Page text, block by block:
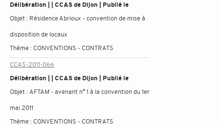
Délibération | | CCAS de Dijon | Publié le
Objet : Résidence Abrioux - convention de mise à
disposition de locaux
Thème : CONVENTIONS - CONTRATS
CCAS-2011-066
Délibération | | CCAS de Dijon | Publié le
Objet : AFTAM - avenant n° 1 à la convention du 1er
mai 2011
Thème : CONVENTIONS - CONTRATS